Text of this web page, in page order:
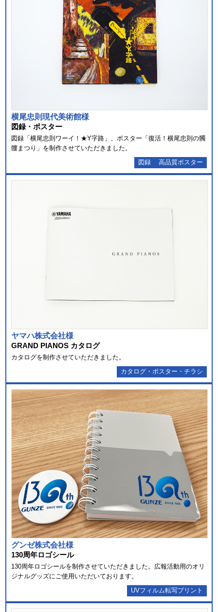
横尾忠則現代美術館様
図録・ポスター
図録「横尾忠則ワーイ！★Y字路」、ポスター「復活！横尾忠則の髑
髏まつり」を制作させていただきました。
図録
高品質ポスター
ヤマハ株式会社様
GRAND PIANOS カタログ
カタログを制作させていただきました。
カタログ・ポスター・チラシ
グンゼ株式会社様
130周年ロゴシール
130周年ロゴシールを制作させていただきました。広報活動用のオリ
ジナルグッズにご使用いただいております。
UVフィルム転写プリント